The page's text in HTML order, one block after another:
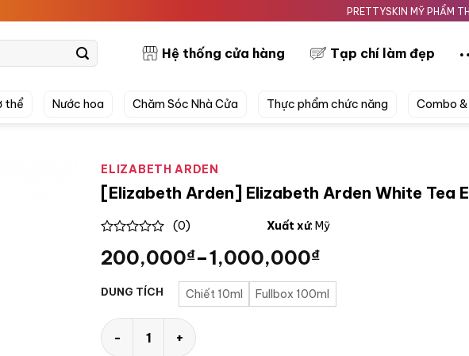
PRETTYSKIN MỸ PHẨM THUẦN
Hệ thống cửa hàng Tạp chí làm đẹp
thể Nước hoa Chăm Sóc Nhà Cửa Thực phẩm chức năng Combo
ELIZABETH ARDEN
[Elizabeth Arden] Elizabeth Arden White Tea
out
(0) Xuất xứ: Mỹ
200,000₫–1,000,000₫
DUNG TÍCH Chiết 10ml Fullbox 100ml
[Elizabeth Arden] Elizabeth Arden White Tea EDT số lượng